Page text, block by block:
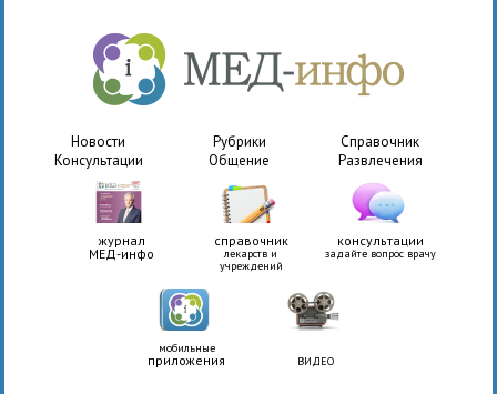
Новости Рубрики
Справочник
Консультации
Общение Развлечения
журнал
МЕД-инфо
справочник
лекарств и
учреждений
консультации
задайте вопрос врачу
мобильные
приложения ВИДЕО